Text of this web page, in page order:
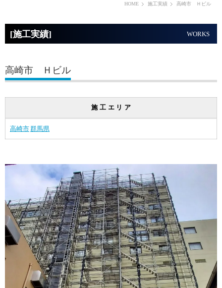
HOME 施工実績 高崎市 Ｈビル
[施工実績] WORKS
高崎市 Ｈビル
施工エリア
高崎市群馬県